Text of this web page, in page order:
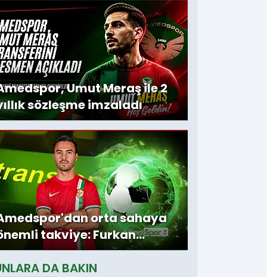
imza
Umut Meraş ile 2
sözleşme imzaladı
orta sahaya
takviye: Furkan
ile sözleşme
DA BAKIN